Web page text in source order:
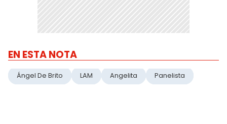
EN ESTA NOTA
Ángel De Brito LAM Angelita Panelista